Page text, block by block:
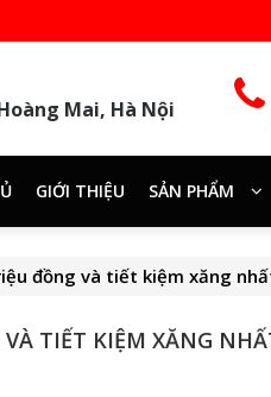
Mai, Hà Nội
GIỚI THIỆU SẢN PHẨM
đồng và tiết kiệm xăng
TIẾT KIỆM XĂNG